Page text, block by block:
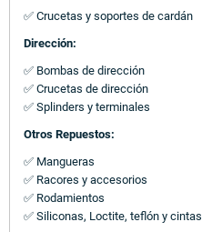
✅ Crucetas y soportes de cardán
Dirección:
✅ Bombas de dirección
✅ Crucetas de dirección
✅ Splinders y terminales
Otros Repuestos:
✅ Mangueras
✅ Racores y accesorios
✅ Rodamientos
✅ Siliconas, Loctite, teflón y cintas